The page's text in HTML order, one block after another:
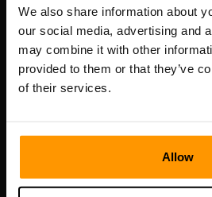
We also share information about
our social media, advertising and
may combine it with other
provided to them or that they’ve
of their services.
Allow
Scalable Hosting Solutions OÜ
Registreringskod: 14652605
Momsregistreringsnummer:
Adress: Harju maakond, Tallinn,